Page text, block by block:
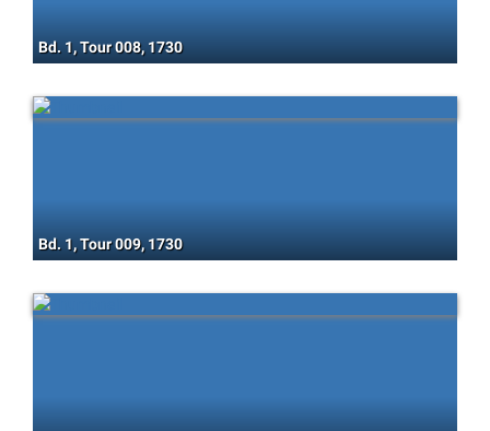
Bd. 1, Tour 008, 1730
Bd. 1, Tour 009, 1730